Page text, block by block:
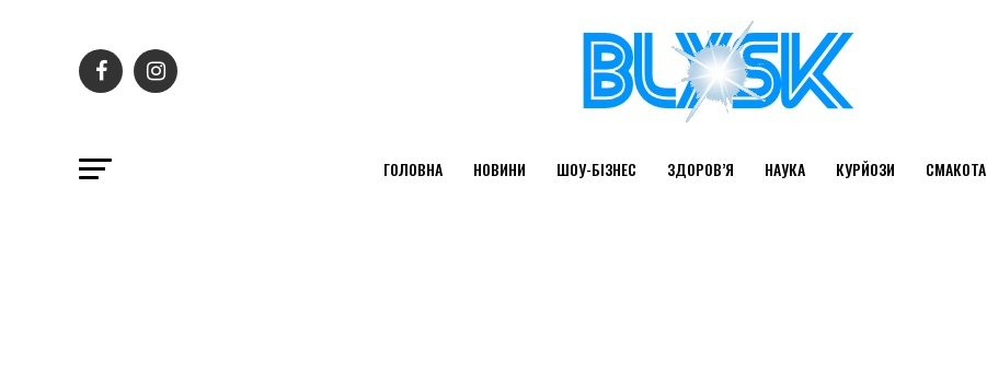
ГОЛОВНА НОВИНИ ШОУ-БІЗНЕС ЗДОРОВ’Я НАУКА КУРЙОЗИ СМАКОТА